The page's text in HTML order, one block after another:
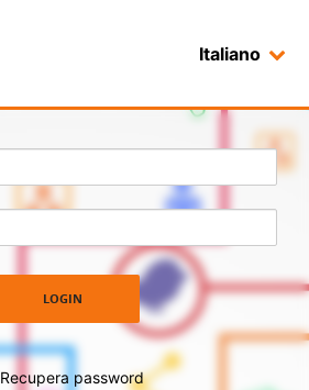
Italiano
Recupera password